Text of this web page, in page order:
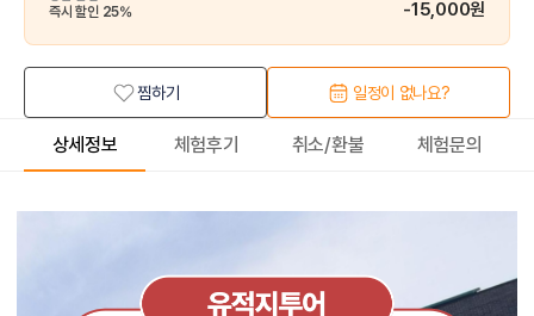
즉시 할인 25% -15,000원
찜하기 일정이 없나요?
상세정보 체험후기 취소/환불 체험문의